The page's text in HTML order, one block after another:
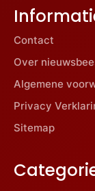
Contact
Over
Algemene
Privacy
Sitemap